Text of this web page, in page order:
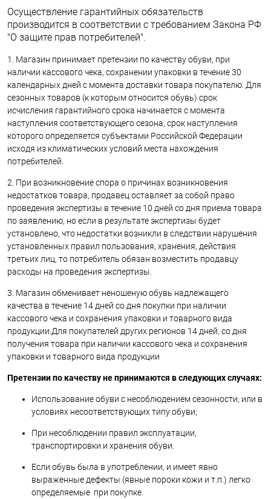
Осуществление гарантийных обязательств
производится в соответствии с требованием Закона РФ
"О защите прав потребителей".
1. Магазин принимает претензии по качеству обуви, при
наличии кассового чека, сохранении упаковки в течение 30
календарных дней с момента доставки товара покупателю. Для
сезонных товаров (к которым относится обувь) срок
исчисления гарантийного срока начинается с момента
наступления соответствующего сезона, срок наступления
которого определяется субъектами Российской Федерации
исходя из климатических условий места нахождения
потребителей.
2. При возникновение спора о причинах возникновения
недостатков товара, продавец оставляет за собой право
проведения экспертизы в течение 10 дней со дня приема товара
по заявлению, но если в результате экспертизы будет
установлено, что недостатки возникли в следствии нарушения
установленных правил пользования, хранения, действия
третьих лиц, то потребитель обязан возместить продавцу
расходы на проведения экспертизы.
3. Магазин обменивает неношеную обувь надлежащего
качества в течение 14 дней со дня покупки при наличии
кассового чека и сохранения упаковки и товарного вида
продукции.Для покупателей других регионов 14 дней, со дня
получения товара при наличии кассового чека и сохранения
упаковки и товарного вида продукции
Претензии по качеству не принимаются в следующих случаях:
Использование обуви с несоблюдением сезонности, или в
условиях несоответствующих типу обуви;
При несоблюдении правил эксплуатации,
транспортировки и хранения обуви.
Если обувь была в употреблении, и имеет явно
выраженные дефекты (явные пороки кожи и т.п.) легко
определяемые при покупке.